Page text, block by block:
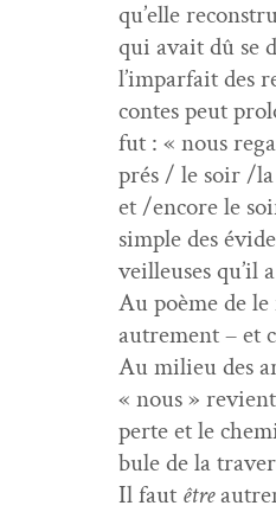
qu’elle
qui avait dû se
l’imparfait des
con­tes peut
fut : « nous
prés / le soir /
et /encore le
sim­ple des
veilleuses qu’il
Au poème de
autrement – et
Au milieu des
« nous »
perte et le
bule de la
Il faut être